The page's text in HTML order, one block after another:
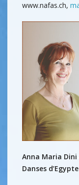
www.nafas.ch,
Anna Maria
Danses